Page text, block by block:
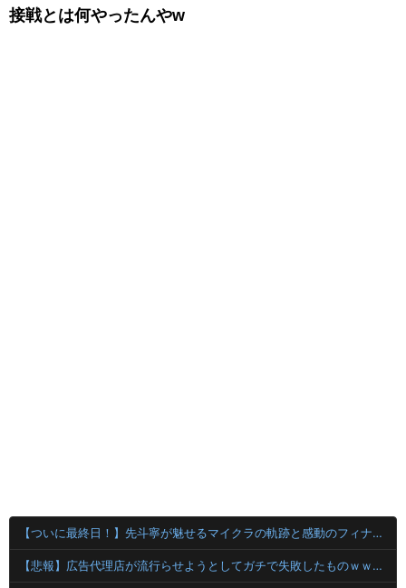
接戦とは何やったんやw
【ついに最終日！】先斗寧が魅せるマイクラの軌跡と感動のフィナーレ！
【悲報】広告代理店が流行らせようとしてガチで失敗したものｗｗｗｗｗｗｗｗｗｗｗｗｗｗｗｗｗｗｗｗ